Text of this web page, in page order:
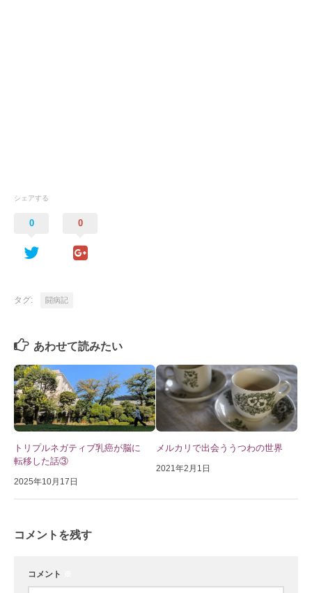
シェアする
0 0
タグ: 闘病記
あわせて読みたい
トリプルネガティブ乳癌が脳に
転移した話③
2025年10月17日
メルカリで出会ううつわの世界
2021年2月1日
コメントを残す
コメント